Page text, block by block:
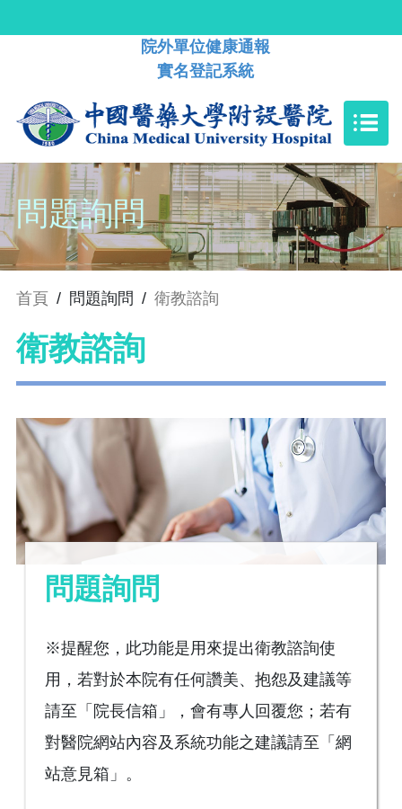
院外單位健康通報
實名登記系統
問題詢問
首頁 / 問題詢問 / 衛教諮詢
衛教諮詢
問題詢問
※提醒您，此功能是用來提出衛教諮詢使
用，若對於本院有任何讚美、抱怨及建議等
請至「院長信箱」，會有專人回覆您；若有
對醫院網站內容及系統功能之建議請至「網
站意見箱」。